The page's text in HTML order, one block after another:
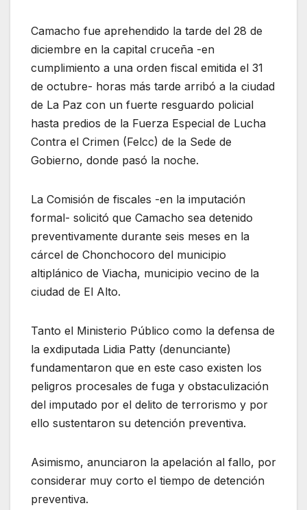
Camacho fue aprehendido la tarde del 28 de
diciembre en la capital cruceña -en
cumplimiento a una orden fiscal emitida el 31
de octubre- horas más tarde arribó a la ciudad
de La Paz con un fuerte resguardo policial
hasta predios de la Fuerza Especial de Lucha
Contra el Crimen (Felcc) de la Sede de
Gobierno, donde pasó la noche.
La Comisión de fiscales -en la imputación
formal- solicitó que Camacho sea detenido
preventivamente durante seis meses en la
cárcel de Chonchocoro del municipio
altiplánico de Viacha, municipio vecino de la
ciudad de El Alto.
Tanto el Ministerio Público como la defensa de
la exdiputada Lidia Patty (denunciante)
fundamentaron que en este caso existen los
peligros procesales de fuga y obstaculización
del imputado por el delito de terrorismo y por
ello sustentaron su detención preventiva.
Asimismo, anunciaron la apelación al fallo, por
considerar muy corto el tiempo de detención
preventiva.